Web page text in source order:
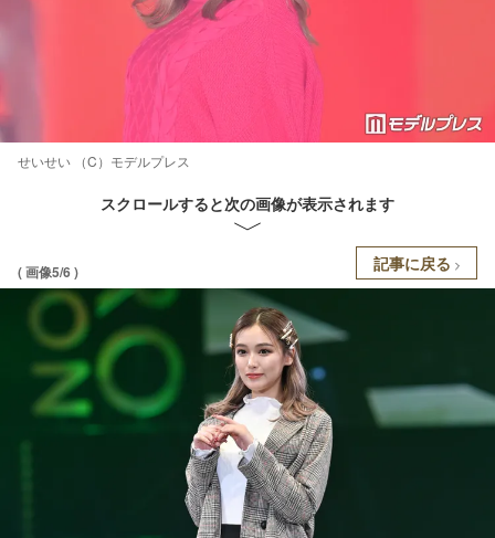
せいせい （C）モデルプレス
スクロールすると次の画像が表示されます
( 画像5/6 ) 記事に戻る